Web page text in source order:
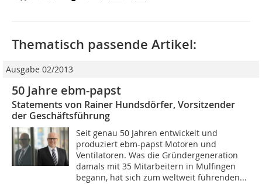
Thematisch passende Artikel:
Ausgabe 02/2013
50 Jahre ebm-papst
Statements von Rainer Hundsdörfer, Vorsitzender
der Geschäftsführung
Seit genau 50 Jahren entwickelt und
produziert ebm-papst Motoren und
Ventilatoren. Was die Gründergeneration
damals mit 35 Mitarbeitern in Mulfingen
begann, hat sich zum weltweit führenden...